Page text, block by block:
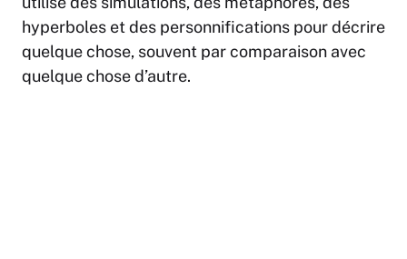
hyperboles et des personnifications pour décrire
quelque chose, souvent par comparaison avec
quelque chose d’autre.